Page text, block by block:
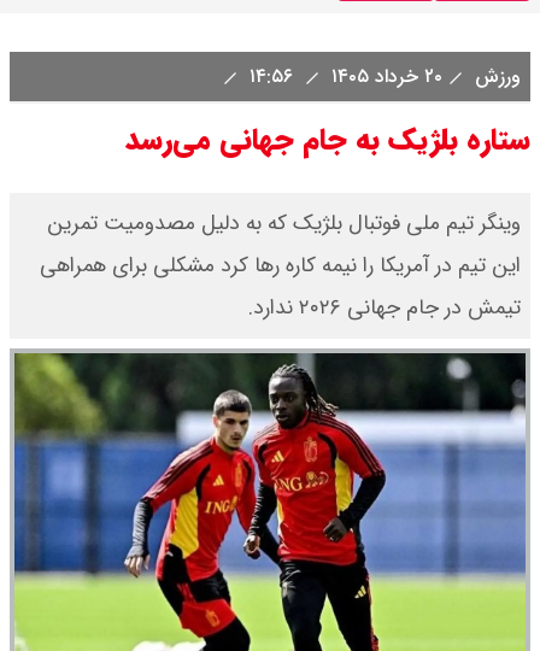
ورزش ۲۰ خرداد ۱۴۰۵
ستاره بلژیک به جام جهانی می‌رسد
وینگر تیم ملی فوتبال بلژیک که به دلیل مصدومیت تمرین
این تیم در آمریکا را نیمه کاره رها کرد مشکلی برای همراهی
تیمش در جام جهانی ۲۰۲۶ ندارد.